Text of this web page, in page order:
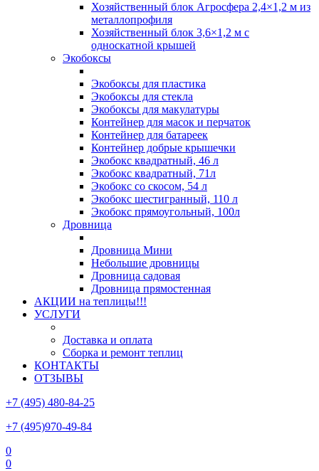
Хозяйственный блок Агросфера 2,4×1,2 м из
металлопрофиля
Хозяйственный блок 3,6×1,2 м с
односкатной крышей
Экобоксы
Экобоксы для пластика
Экобоксы для стекла
Экобоксы для макулатуры
Контейнер для масок и перчаток
Контейнер для батареек
Контейнер добрые крышечки
Экобокс квадратный, 46 л
Экобокс квадратный, 71л
Экобокс со скосом, 54 л
Экобокс шестигранный, 110 л
Экобокс прямоугольный, 100л
Дровница
Дровница Мини
Небольшие дровницы
Дровница садовая
Дровница прямостенная
АКЦИИ на теплицы!!!
УСЛУГИ
Доставка и оплата
Сборка и ремонт теплиц
КОНТАКТЫ
ОТЗЫВЫ
+7 (495) 480-84-25
+7 (495)970-49-84
0
0